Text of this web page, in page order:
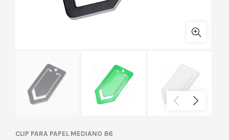
CLIP PARA PAPEL MEDIANO 86